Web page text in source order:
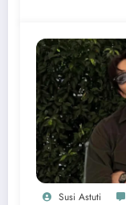
Susi Astuti